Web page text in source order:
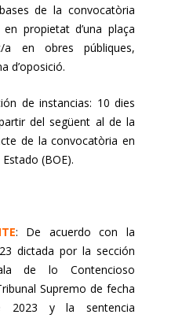
de la convocatòria
propietat d’una plaça
a en obres públiques,
d’oposició.
de instancias: 10 dies
del següent al de la
de la convocatòria en
(BOE).
: De acuerdo con la
dictada por la sección
de lo Contencioso
Supremo de fecha
y la sentencia